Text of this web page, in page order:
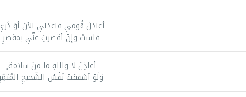
أعاذلَ قُومي فاعذلي الآنَ أوْ
فلستُ وإنْ أقصرتِ عنّي بمقصرِ
أعاذِلَ لا واللهِ ما منْ سلامة ٍ
وَلَوْ أشفقتْ نَفْسُ الشّحيحِ